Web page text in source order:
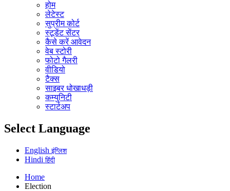
होम
लेटेस्ट
सुप्रीम कोर्ट
स्टूडेंट सेंटर
कैसे करें आवेदन
वेब स्टोरी
फोटो गैलरी
वीडियो
टैक्स
साइबर धोखाधड़ी
कम्युनिटी
स्टार्टअप
Select Language
Englishइंग्लिश
Hindiहिंदी
Home
Election